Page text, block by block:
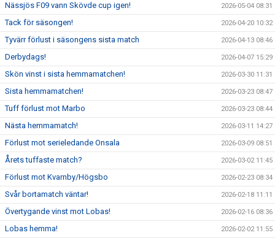
Nässjös F09 vann Skövde cup igen! 2026-05-04 08:31
Tack för säsongen! 2026-04-20 10:32
Tyvärr förlust i säsongens sista match 2026-04-13 08:46
Derbydags! 2026-04-07 15:29
Skön vinst i sista hemmamatchen! 2026-03-30 11:31
Sista hemmamatchen! 2026-03-23 08:47
Tuff förlust mot Marbo 2026-03-23 08:44
Nästa hemmamatch! 2026-03-11 14:27
Förlust mot serieledande Onsala 2026-03-09 08:51
Årets tuffaste match? 2026-03-02 11:45
Förlust mot Kvarnby/Högsbo 2026-02-23 08:34
Svår bortamatch väntar! 2026-02-18 11:11
Övertygande vinst mot Lobas! 2026-02-16 08:36
Lobas hemma! 2026-02-02 11:55